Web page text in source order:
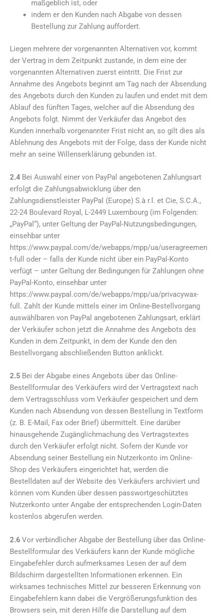
maßgeblich ist, oder
indem er den Kunden nach Abgabe von dessen
Bestellung zur Zahlung auffordert.
Liegen mehrere der vorgenannten Alternativen vor, kommt
der Vertrag in dem Zeitpunkt zustande, in dem eine der
vorgenannten Alternativen zuerst eintritt. Die Frist zur
Annahme des Angebots beginnt am Tag nach der Absendung
des Angebots durch den Kunden zu laufen und endet mit dem
Ablauf des fünften Tages, welcher auf die Absendung des
Angebots folgt. Nimmt der Verkäufer das Angebot des
Kunden innerhalb vorgenannter Frist nicht an, so gilt dies als
Ablehnung des Angebots mit der Folge, dass der Kunde nicht
mehr an seine Willenserklärung gebunden ist.
2.4 Bei Auswahl einer von PayPal angebotenen Zahlungsart
erfolgt die Zahlungsabwicklung über den
Zahlungsdienstleister PayPal (Europe) S.à r.l. et Cie, S.C.A.,
22-24 Boulevard Royal, L-2449 Luxembourg (im Folgenden:
„PayPal“), unter Geltung der PayPal-Nutzungsbedingungen,
einsehbar unter
https://www.paypal.com/de/webapps/mpp/ua/useragreemen
t-full oder – falls der Kunde nicht über ein PayPal-Konto
verfügt – unter Geltung der Bedingungen für Zahlungen ohne
PayPal-Konto, einsehbar unter
https://www.paypal.com/de/webapps/mpp/ua/privacywax-
full. Zahlt der Kunde mittels einer im Online-Bestellvorgang
auswählbaren von PayPal angebotenen Zahlungsart, erklärt
der Verkäufer schon jetzt die Annahme des Angebots des
Kunden in dem Zeitpunkt, in dem der Kunde den den
Bestellvorgang abschließenden Button anklickt.
2.5 Bei der Abgabe eines Angebots über das Online-
Bestellformular des Verkäufers wird der Vertragstext nach
dem Vertragsschluss vom Verkäufer gespeichert und dem
Kunden nach Absendung von dessen Bestellung in Textform
(z. B. E-Mail, Fax oder Brief) übermittelt. Eine darüber
hinausgehende Zugänglichmachung des Vertragstextes
durch den Verkäufer erfolgt nicht. Sofern der Kunde vor
Absendung seiner Bestellung ein Nutzerkonto im Online-
Shop des Verkäufers eingerichtet hat, werden die
Bestelldaten auf der Website des Verkäufers archiviert und
können vom Kunden über dessen passwortgeschütztes
Nutzerkonto unter Angabe der entsprechenden Login-Daten
kostenlos abgerufen werden.
2.6 Vor verbindlicher Abgabe der Bestellung über das Online-
Bestellformular des Verkäufers kann der Kunde mögliche
Eingabefehler durch aufmerksames Lesen der auf dem
Bildschirm dargestellten Informationen erkennen. Ein
wirksames technisches Mittel zur besseren Erkennung von
Eingabefehlern kann dabei die Vergrößerungsfunktion des
Browsers sein, mit deren Hilfe die Darstellung auf dem